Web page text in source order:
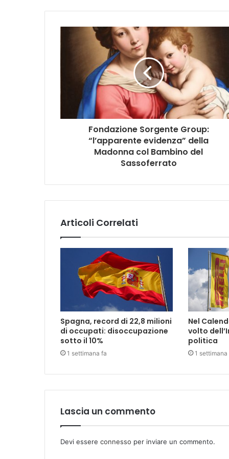
Fondazione Sorgente Group:
“l’apparente evidenza” della
Madonna col Bambino del
Sassoferrato
Articoli Correlati
Spagna, record di 22,8 milioni
di occupati: disoccupazione
sotto il 10%
1 settimana fa
Nel
volto
politica
1 settimana
Lascia un commento
Devi essere connesso per inviare un commento.